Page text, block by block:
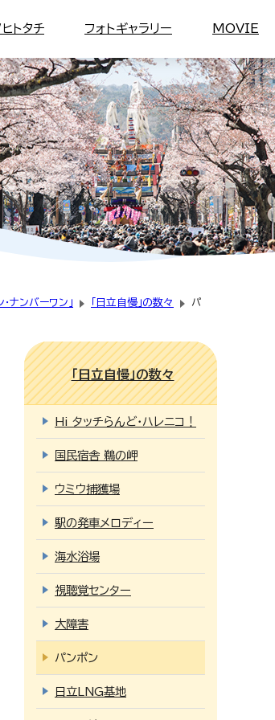
ヒトタチ フォトギャラリー MOVIE
ナンバーワン」 「日立自慢」の数々 パ
「日立自慢」の数々
Hi タッチらんど・ハレニコ！
国民宿舎 鵜の岬
ウミウ捕獲場
駅の発車メロディー
海水浴場
視聴覚センター
大障害
パンポン
日立LNG基地